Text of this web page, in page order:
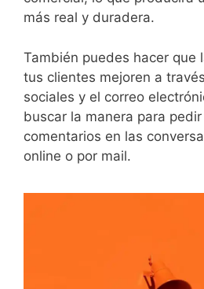
más real y duradera.
También puedes hacer que
tus clientes mejoren a
sociales y el correo
buscar la manera para
comentarios en las
online o por mail.